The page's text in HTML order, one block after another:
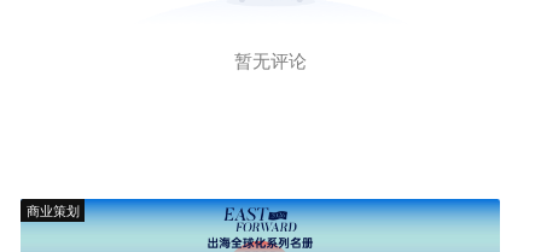
暂无评论
商业策划